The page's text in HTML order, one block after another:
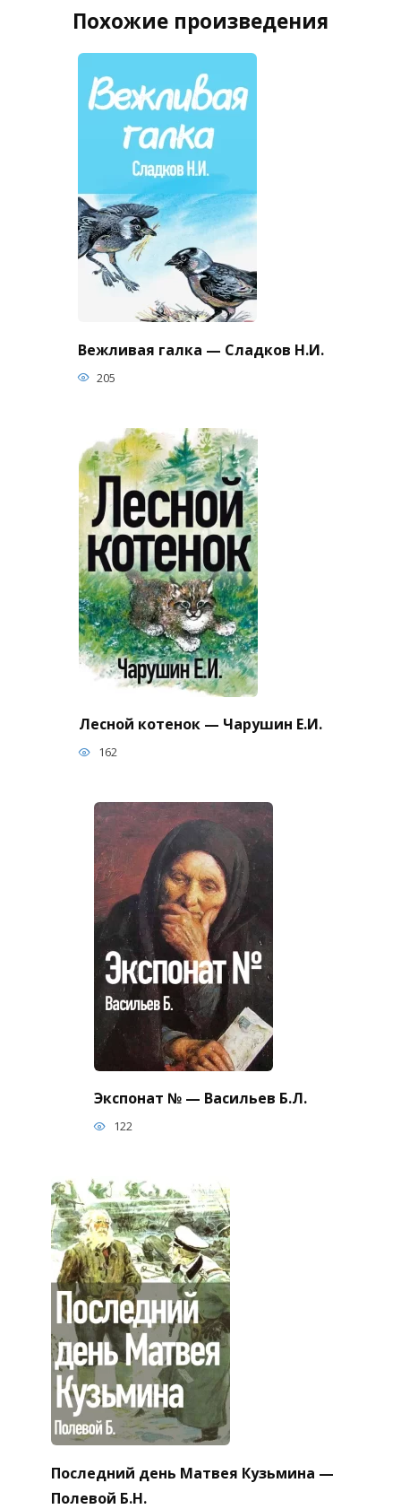
Похожие произведения
Вежливая галка — Сладков Н.И.
205
Лесной котенок — Чарушин Е.И.
162
Экспонат № — Васильев Б.Л.
122
Последний день Матвея Кузьмина —
Полевой Б.Н.